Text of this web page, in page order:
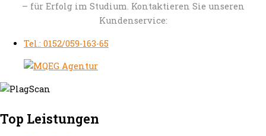
– für Erfolg im Studium. Kontaktieren Sie unseren
Kundenservice:
Tel.: 0152/059-163-65
Top Leistungen